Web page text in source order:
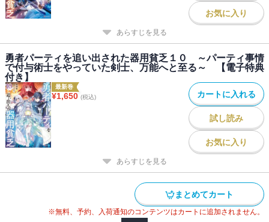
お気に入り
あらすじを見る
勇者パーティを追い出された器用貧乏１０ ～パーティ事情
で付与術士をやっていた剣士、万能へと至る～ 【電子特典
付き】
最新巻
¥1,650 (税込) カートに入れる
試し読み
お気に入り
あらすじを見る
まとめてカート
※無料、予約、入荷通知のコンテンツはカートに追加されません。